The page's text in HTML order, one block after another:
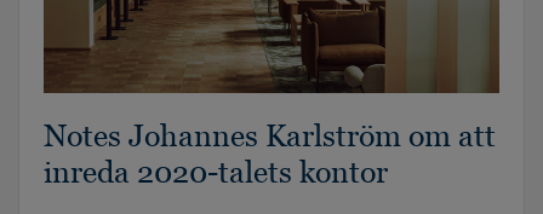
Notes Johannes Karlström om att
inreda 2020-talets kontor